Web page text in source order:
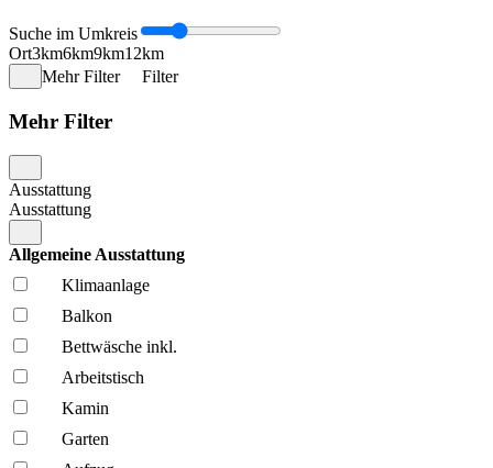
Suche im Umkreis
Ort3km6km9km12km
Mehr Filter
Filter
Mehr Filter
Ausstattung
Ausstattung
Allgemeine Ausstattung
Klima­anlage
Balkon
Bettwäsche inkl.
Arbeitstisch
Kamin
Garten